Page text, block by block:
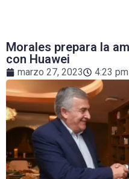
Morales prepara la
con Huawei
marzo 27, 2023 4:23 pm